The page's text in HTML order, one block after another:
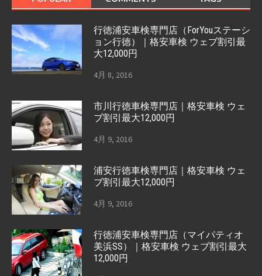
行徳浦安車検専門店（ForYouステーシ
ョン行徳）｜格安車検 ウェブ割引最
大12,000円
4月 8, 2016
市川行徳車検専門店｜格安車検 ウェ
ブ割引最大12,000円
4月 9, 2016
浦安行徳車検専門店｜格安車検 ウェ
ブ割引最大12,000円
4月 9, 2016
行徳浦安車検専門店（マイパティオ
美浜SS）｜格安車検 ウェブ割引最大
12,000円